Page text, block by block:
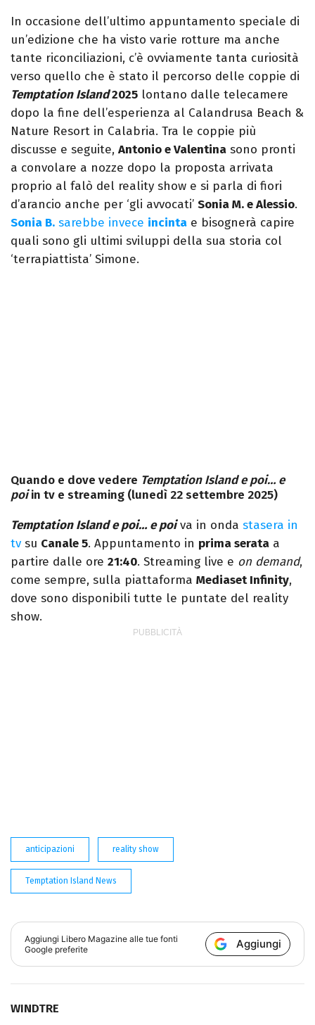
In occasione dell’ultimo appuntamento speciale di
un’edizione che ha visto varie rotture ma anche
tante riconciliazioni, c’è ovviamente tanta curiosità
verso quello che è stato il percorso delle coppie di
Temptation Island2025 lontano dalle telecamere
dopo la fine dell’esperienza al Calandrusa Beach &
Nature Resort in Calabria. Tra le coppie più
discusse e seguite, Antonio e Valentina sono pronti
a convolare a nozze dopo la proposta arrivata
proprio al falò del reality show e si parla di fiori
d’arancio anche per ‘gli avvocati’ Sonia M. e Alessio.
Sonia B. sarebbe invece incinta e bisognerà capire
quali sono gli ultimi sviluppi della sua storia col
‘terrapiattista’ Simone.
Quando e dove vedere Temptation Island e poi… e
poiin tv e streaming (lunedì 22 settembre 2025)
Temptation Island e poi… e poiva in onda stasera in
tv su Canale 5. Appuntamento in prima serata a
partire dalle ore 21:40. Streaming live e on demand,
come sempre, sulla piattaforma Mediaset Infinity,
dove sono disponibili tutte le puntate del reality
show.
anticipazioni reality show
Temptation Island News
Aggiungi Libero Magazine alle tue fonti
Google preferite
Aggiungi
WINDTRE